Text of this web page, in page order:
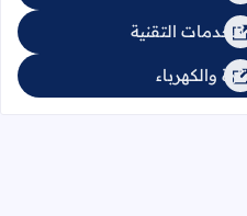
التقنية
والكهرباء